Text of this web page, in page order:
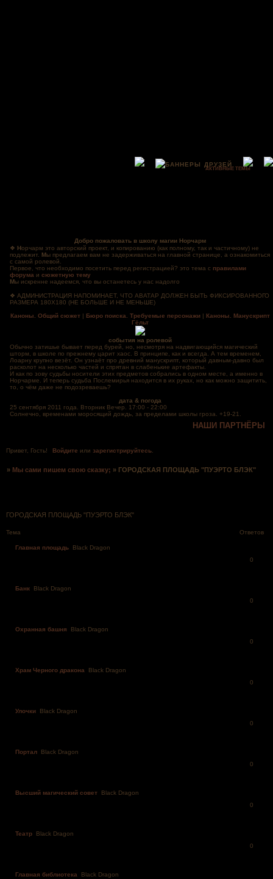
АКТИВНЫЕ ТЕМЫ
Добро пожаловать в школу магии Норчарм
❖Норчарм это авторский проект, и копированию (как полному, так и частичному) не
подлежит.Мы предлагаем вам не задерживаться на главной странице, а ознакомиться
с самой ролевой.
Первое, что необходимо посетить перед регистрацией? это тема с правилами
форума исюжетную тему
Мы искренне надеемся, что вы останетесь у нас надолго
❖ АДМИНИСТРАЦИЯ НАПОМИНАЕТ, ЧТО АВАТАР ДОЛЖЕН БЫТЬ ФИКСИРОВАННОГО
РАЗМЕРА 180Х180 (НЕ БОЛЬШЕ И НЕ МЕНЬШЕ)
Каноны. Общий сюжет| Бюро поиска. Требуемые персонажи| Каноны. Манускрипт
Гёльт
события на ролевой
Обычно затишье бывает перед бурей, но, несмотря на надвигающийся магический
шторм, в школе по прежнему царит хаос. В принципе, как и всегда. А тем временем,
Лоарну крупно везёт. Он узнаёт про древний манускрипт, который давным-давно был
расколот на несколько частей и спрятан в слабенькие артефакты.
И как по зову судьбы носители этих предметов собрались в одном месте, а именно в
Норчарме. И теперь судьба Послемирья находится в их руках, но как можно защитить,
то, о чём даже не подозреваешь?
дата & погода
25 сентября 2011 года. Вторник Вечер. 17:00 - 22:00
Солнечно, временами моросящий дождь, за пределами школы гроза. +19-21.
НАШИ ПАРТНЁРЫ
Привет, Гость! Войдите илизарегистрируйтесь.
» Мы сами пишем свою сказку; » ГОРОДСКАЯ ПЛОЩАДЬ "ПУЭРТО БЛЭК"
ГОРОДСКАЯ ПЛОЩАДЬ "ПУЭРТО БЛЭК"
Тема Ответов
Главная площадь
Black Dragon
0
Банк
Black Dragon
0
Охранная башня
Black Dragon
0
Храм Черного дракона
Black Dragon
0
Улочки
Black Dragon
0
Портал
Black Dragon
0
Высший магический совет
Black Dragon
0
Театр
Black Dragon
0
Главная библиотека
Black Dragon